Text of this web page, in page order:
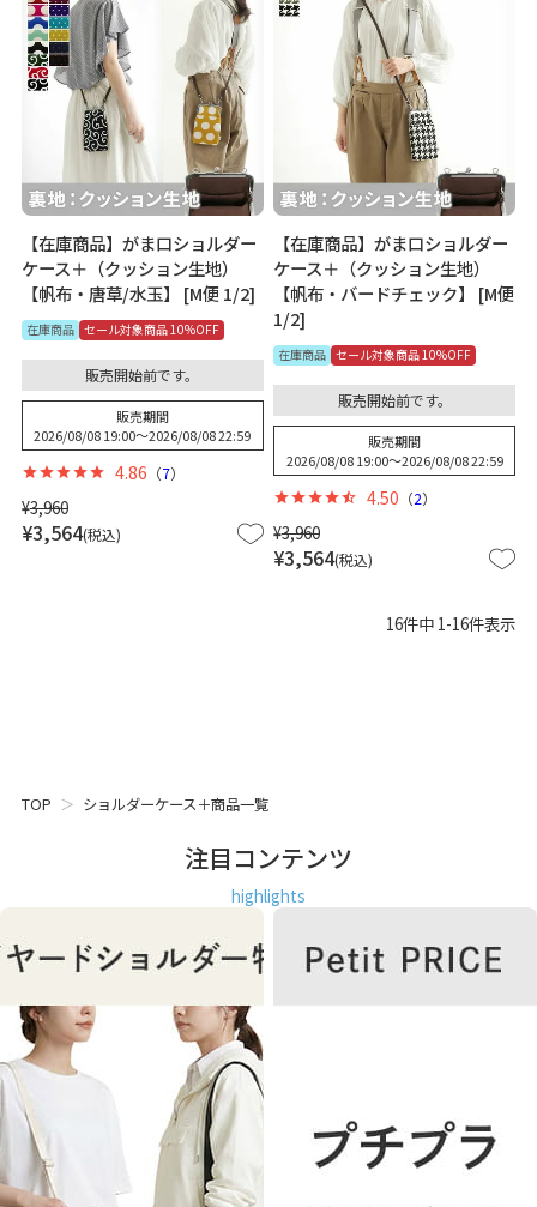
【在庫商品】がま口ショルダー
ケース＋（クッション生地）
【帆布・唐草/水玉】 [M便 1/2]
在庫商品 セール対象商品 10%OFF
¥3,960
¥3,564 税込
販売開始前です。
販売期間
2026/08/08 19:00〜2026/08/08 22:59
4.86 （7）
【在庫商品】がま口ショルダー
ケース＋（クッション生地）
【帆布・バードチェック】 [M便
1/2]
在庫商品 セール対象商品 10%OFF
¥3,960
¥3,564 税込
販売開始前です。
販売期間
2026/08/08 19:00〜2026/08/08 22:59
4.50 （2）
16件中 1-16件表示
TOP ショルダーケース＋商品一覧
注目コンテンツ
highlights